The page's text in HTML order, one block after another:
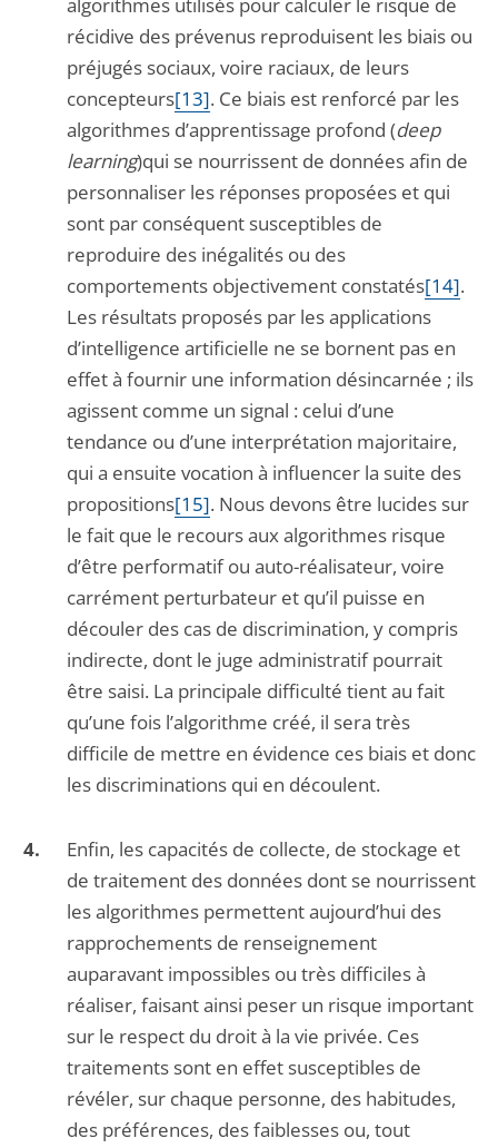
récidive des prévenus reproduisent les biais ou
préjugés sociaux, voire raciaux, de leurs
concepteurs[13]. Ce biais est renforcé par les
algorithmes d’apprentissage profond (deep
learning)qui se nourrissent de données afin de
personnaliser les réponses proposées et qui
sont par conséquent susceptibles de
reproduire des inégalités ou des
comportements objectivement constatés[14].
Les résultats proposés par les applications
d’intelligence artificielle ne se bornent pas en
effet à fournir une information désincarnée ; ils
agissent comme un signal : celui d’une
tendance ou d’une interprétation majoritaire,
qui a ensuite vocation à influencer la suite des
propositions[15]. Nous devons être lucides sur
le fait que le recours aux algorithmes risque
d’être performatif ou auto-réalisateur, voire
carrément perturbateur et qu’il puisse en
découler des cas de discrimination, y compris
indirecte, dont le juge administratif pourrait
être saisi. La principale difficulté tient au fait
qu’une fois l’algorithme créé, il sera très
difficile de mettre en évidence ces biais et donc
les discriminations qui en découlent.
Enfin, les capacités de collecte, de stockage et
de traitement des données dont se nourrissent
les algorithmes permettent aujourd’hui des
rapprochements de renseignement
auparavant impossibles ou très difficiles à
réaliser, faisant ainsi peser un risque important
sur le respect du droit à la vie privée. Ces
traitements sont en effet susceptibles de
révéler, sur chaque personne, des habitudes,
des préférences, des faiblesses ou, tout